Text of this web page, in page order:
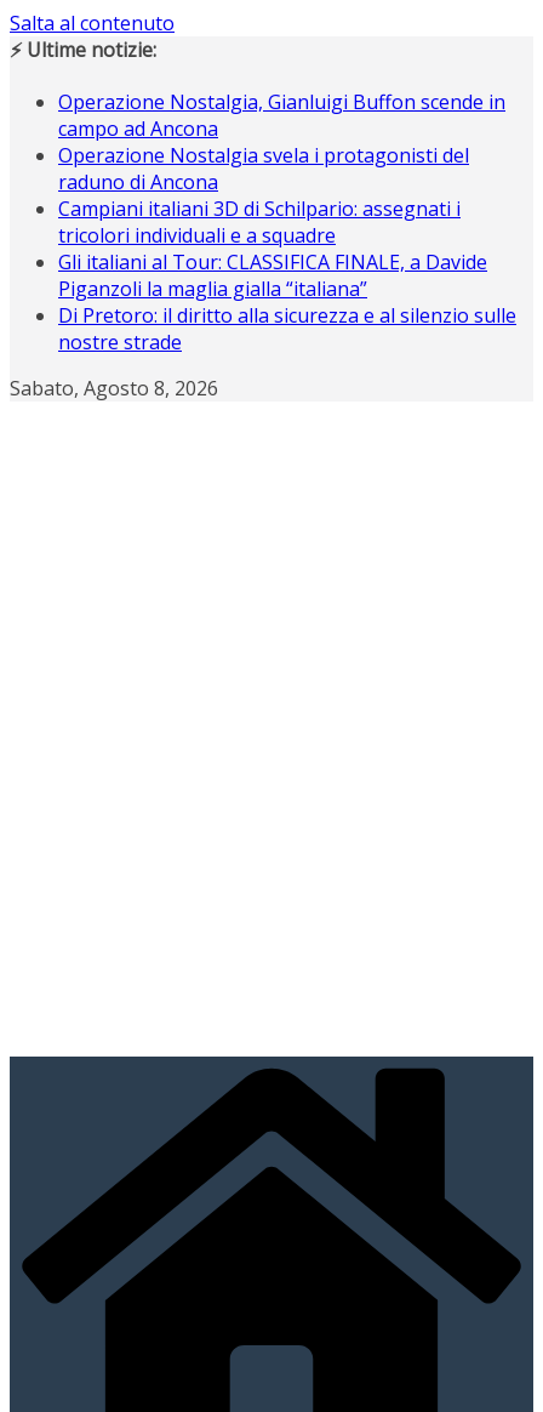
Salta al contenuto
⚡ Ultime notizie:
Operazione Nostalgia, Gianluigi Buffon scende in
campo ad Ancona
Operazione Nostalgia svela i protagonisti del
raduno di Ancona
Campiani italiani 3D di Schilpario: assegnati i
tricolori individuali e a squadre
Gli italiani al Tour: CLASSIFICA FINALE, a Davide
Piganzoli la maglia gialla “italiana”
Di Pretoro: il diritto alla sicurezza e al silenzio sulle
nostre strade
Sabato, Agosto 8, 2026